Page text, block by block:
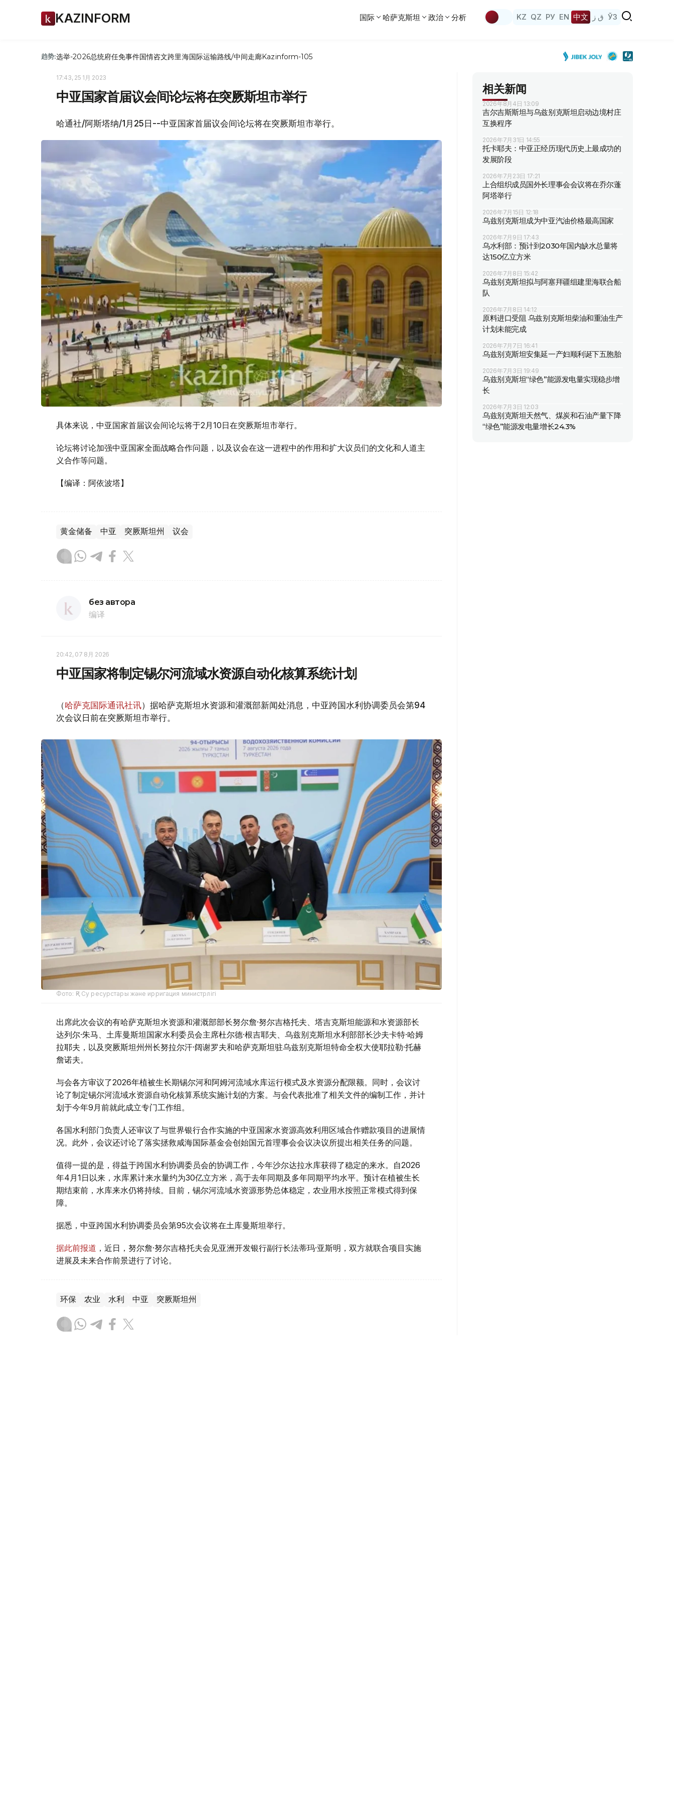
KAZINFORM 国际 哈萨克斯坦 政治 分析 KZ QZ РУ EN 中文 ق ز ЎЗ
趋势:选举-2026总统府任免事件国情咨文跨里海国际运输路线/中间走廊Kazinform-105
17:43, 25 1月 2023
中亚国家首届议会间论坛将在突厥斯坦市举行
哈通社/阿斯塔纳/1月25日--中亚国家首届议会间论坛将在突厥斯坦市举行。
具体来说，中亚国家首届议会间论坛将于2月10日在突厥斯坦市举行。
论坛将讨论加强中亚国家全面战略合作问题，以及议会在这一进程中的作用和扩大议员们的文化和人道主
义合作等问题。
【编译：阿依波塔】
黄金储备 中亚 突厥斯坦州 议会
без автора
编译
20:42, 07 8月 2026
中亚国家将制定锡尔河流域水资源自动化核算系统计划
（哈萨克国际通讯社讯）据哈萨克斯坦水资源和灌溉部新闻处消息，中亚跨国水利协调委员会第94
次会议日前在突厥斯坦市举行。
Фото: ҚР Су ресурстары және ирригация министрлігі
出席此次会议的有哈萨克斯坦水资源和灌溉部部长努尔詹·努尔吉格托夫、塔吉克斯坦能源和水资源部长
达列尔·朱马、土库曼斯坦国家水利委员会主席杜尔德·根吉耶夫、乌兹别克斯坦水利部部长沙夫卡特·哈姆
拉耶夫，以及突厥斯坦州州长努拉尔汗·阔谢罗夫和哈萨克斯坦驻乌兹别克斯坦特命全权大使耶拉勒·托赫
詹诺夫。
与会各方审议了2026年植被生长期锡尔河和阿姆河流域水库运行模式及水资源分配限额。同时，会议讨
论了制定锡尔河流域水资源自动化核算系统实施计划的方案。与会代表批准了相关文件的编制工作，并计
划于今年9月前就此成立专门工作组。
各国水利部门负责人还审议了与世界银行合作实施的中亚国家水资源高效利用区域合作赠款项目的进展情
况。此外，会议还讨论了落实拯救咸海国际基金会创始国元首理事会会议决议所提出相关任务的问题。
值得一提的是，得益于跨国水利协调委员会的协调工作，今年沙尔达拉水库获得了稳定的来水。自2026
年4月1日以来，水库累计来水量约为30亿立方米，高于去年同期及多年同期平均水平。预计在植被生长
期结束前，水库来水仍将持续。目前，锡尔河流域水资源形势总体稳定，农业用水按照正常模式得到保
障。
据悉，中亚跨国水利协调委员会第95次会议将在土库曼斯坦举行。
据此前报道 ，近日，努尔詹·努尔吉格托夫会见亚洲开发银行副行长法蒂玛·亚斯明，双方就联合项目实施
进展及未来合作前景进行了讨论。
环保 农业 水利 中亚 突厥斯坦州
相关新闻
2026年8月4日 13:09
吉尔吉斯斯坦与乌兹别克斯坦启动边境村庄
互换程序
2026年7月31日 14:55
托卡耶夫：中亚正经历现代历史上最成功的
发展阶段
2026年7月23日 17:21
上合组织成员国外长理事会会议将在乔尔蓬
阿塔举行
2026年7月15日 12:18
乌兹别克斯坦成为中亚汽油价格最高国家
2026年7月9日 17:43
乌水利部：预计到2030年国内缺水总量将
达150亿立方米
2026年7月8日 15:42
乌兹别克斯坦拟与阿塞拜疆组建里海联合船
队
2026年7月8日 14:12
原料进口受阻 乌兹别克斯坦柴油和重油生产
计划未能完成
2026年7月7日 16:41
乌兹别克斯坦安集延一产妇顺利诞下五胞胎
2026年7月3日 19:49
乌兹别克斯坦“绿色”能源发电量实现稳步增
长
2026年7月3日 12:03
乌兹别克斯坦天然气、煤炭和石油产量下降
“绿色”能源发电量增长24.3%